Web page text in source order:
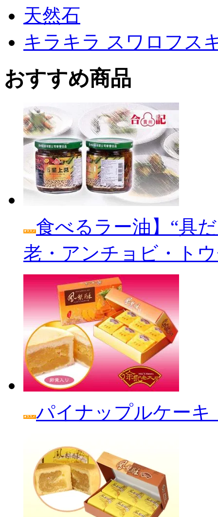
天然石
キラキラ スワロフス
おすすめ商品
食べるラー油】“具
老・アンチョビ・ト
パイナップルケーキ